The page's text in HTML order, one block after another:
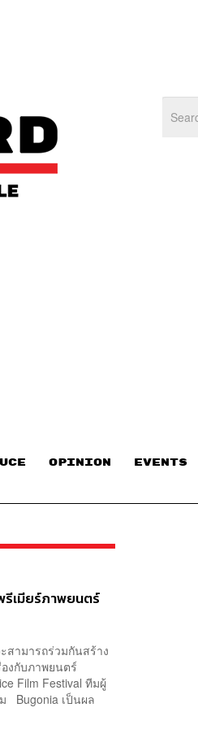
OPINION EVENTS
รีเมียร์ภาพยนตร์
สามารถร่วมกันสร้าง
งกับภาพยนตร์
Film Festival ทีมผู้
Bugonia เป็นผล